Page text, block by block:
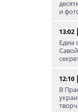
и
13:02
Едем
12:10
В